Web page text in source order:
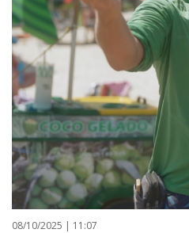
08/10/2025 | 11:07